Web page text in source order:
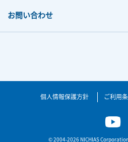
お問い合わせ
個人情報保護方針 ご利用
© 2004-2026 NICHIAS